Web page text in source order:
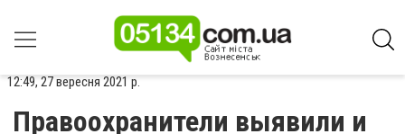
12:49, 27 вересня 2021 р.
Правоохранители выявили и